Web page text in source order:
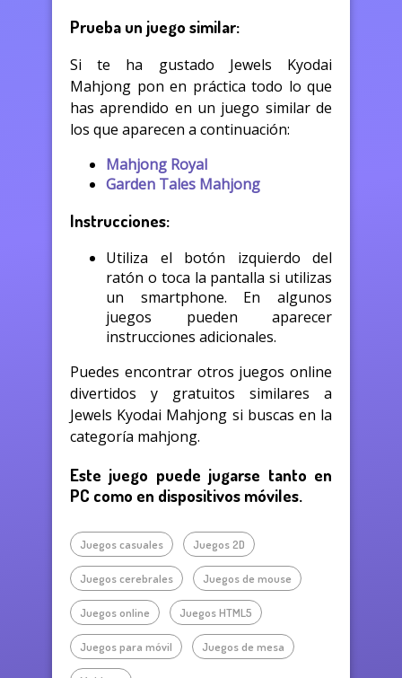
Prueba un juego similar:
Si te ha gustado Jewels Kyodai
Mahjong pon en práctica todo lo que
has aprendido en un juego similar de
los que aparecen a continuación:
Mahjong Royal
Garden Tales Mahjong
Instrucciones:
Utiliza el botón izquierdo del
ratón o toca la pantalla si utilizas
un smartphone. En algunos
juegos pueden aparecer
instrucciones adicionales.
Puedes encontrar otros juegos online
divertidos y gratuitos similares a
Jewels Kyodai Mahjong si buscas en la
categoría mahjong.
Este juego puede jugarse tanto en
PC como en dispositivos móviles.
Juegos casuales Juegos 2D
Juegos cerebrales Juegos de mouse
Juegos online Juegos HTML5
Juegos para móvil Juegos de mesa